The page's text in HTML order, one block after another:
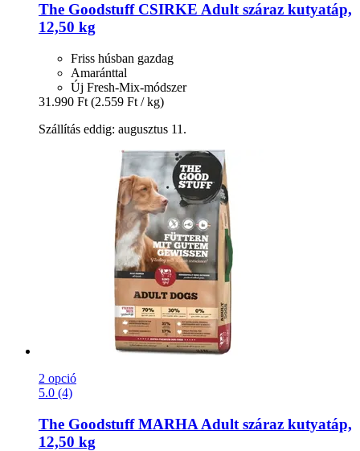
The GoodstuffCSIRKE Adult száraz kutyatáp,
12,50 kg
Friss húsban gazdag
Amaránttal
Új Fresh-Mix-módszer
31.990 Ft (2.559 Ft / kg)
Szállítás eddig: augusztus 11.
2 opció
5.0 (4)
The GoodstuffMARHA Adult száraz kutyatáp,
12,50 kg